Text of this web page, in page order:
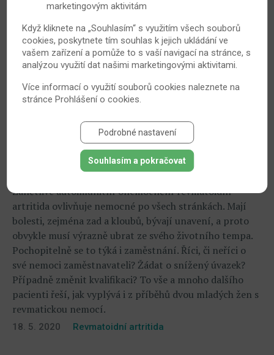
19. 5. 2014 Revmatoidní artritida
Poslouchat své tělo – i za cenu změn, hůře
placeného zaměstnání či jiných přátel
Zánětlivé autoimunitní onemocnění revmatoidní
artritida ovlivňuje nemocné po všech stránkách. Mají
bolesti, zejména zad a kloubů, bývají unavení, a proto
obvykle musí výrazně ubrat ze svého životního tempa.
Pochopitelně se to týká i zaměstnání. Říci, či neříci o
své nemoci zaměstnavateli? Žádat o snížený úvazek?
Případně změnit kvalifikaci? To vše a mnoho dalšího
pacienti řeší, jak vyplývá i z příběhů dvou mladých žen s
revmatickou nemocí.
18. 5. 2020 Revmatoidní artritida
marketingovým aktivitám
Když kliknete na „Souhlasím“ s využitím všech souborů
cookies, poskytnete tím souhlas k jejich ukládání ve
vašem zařízení a pomůže to s vaší navigací na stránce, s
analýzou využití dat našimi marketingovými aktivitami.
Více informací o využití souborů cookies naleznete na
stránceProhlášení o cookies
Podrobné nastavení
Souhlasím a pokračovat